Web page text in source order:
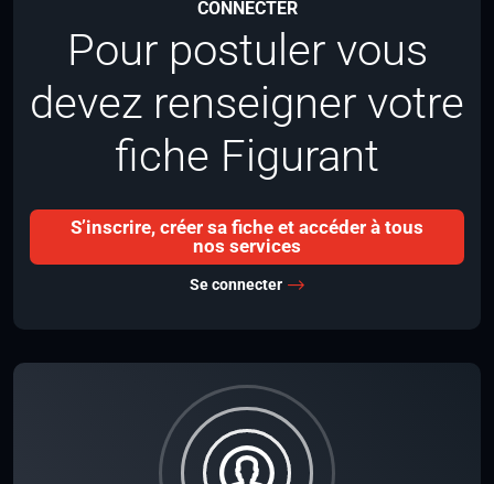
CONNECTER
Pour postuler vous
devez renseigner votre
fiche Figurant
S’inscrire, créer sa fiche et accéder à tous
nos services
Se connecter